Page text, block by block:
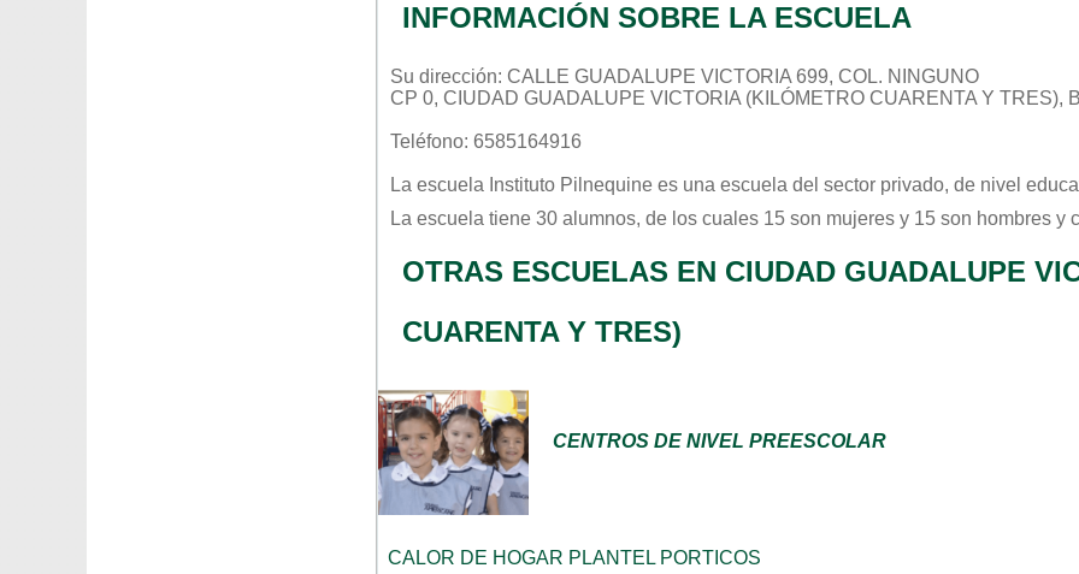
INFORMACIÓN SOBRE LA ESCUELA
Su dirección: CALLE GUADALUPE VICTORIA 699, COL. NINGUNO
CP 0, CIUDAD GUADALUPE VICTORIA (KILÓMETRO CUARENTA Y TRES),
Teléfono: 6585164916
La escuela Instituto Pilnequine es una escuela del sector privado, de nivel
La escuela tiene 30 alumnos, de los cuales 15 son mujeres y 15 son hombres y
OTRAS ESCUELAS EN CIUDAD GUADALUPE
CUARENTA Y TRES)
CENTROS DE NIVEL PREESCOLAR
CALOR DE HOGAR PLANTEL PORTICOS